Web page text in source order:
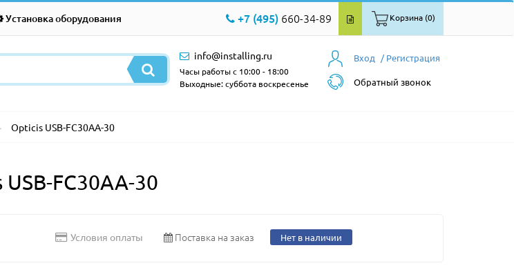
Установка оборудования +7 (495) 660-34-89 Корзина (0)
Вход / Регистрация
Обратный звонок
info@installing.ru
Часы работы с 10:00 - 18:00
Выходные: суббота воскресенье
Opticis USB-FC30AA-30
FC30AA-30
Условия оплаты Поставка на заказ Нет в наличии